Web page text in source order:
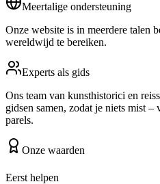
Meertalige ondersteuning
Onze website is in meerdere talen
wereldwijd te bereiken.
Experts als gids
Ons team van kunsthistorici en
gidsen samen, zodat je niets mist
parels.
Onze waarden
Eerst helpen